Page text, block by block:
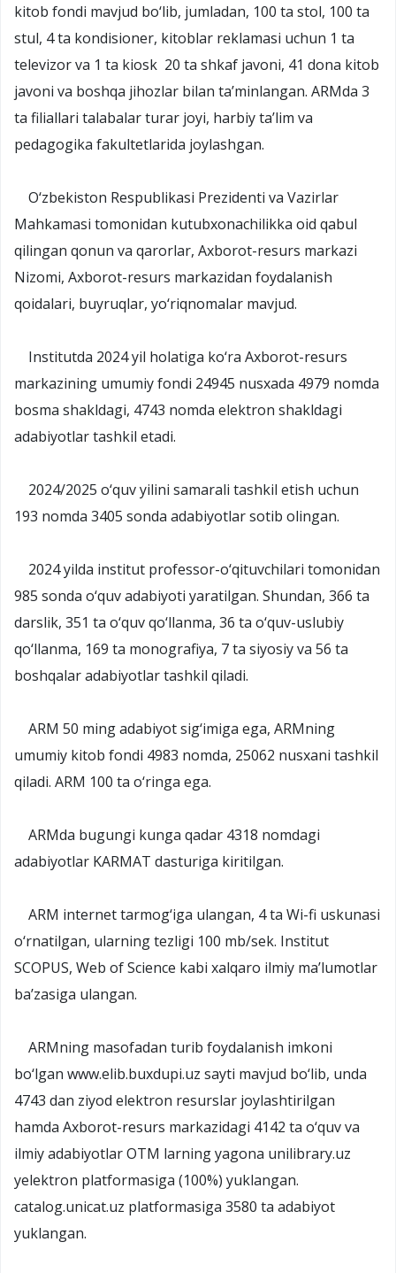
kitob fondi mavjud bo‘lib, jumladan, 100 ta stol, 100 ta
stul, 4 ta kondisioner, kitoblar reklamasi uchun 1 ta
televizor va 1 ta kiosk 20 ta shkaf javoni, 41 dona kitob
javoni va boshqa jihozlar bilan ta’minlangan. ARMda 3
ta filiallari talabalar turar joyi, harbiy ta’lim va
pedagogika fakultetlarida joylashgan.
O‘zbekiston Respublikasi Prezidenti va Vazirlar
Mahkamasi tomonidan kutubxonachilikka oid qabul
qilingan qonun va qarorlar, Axborot-resurs markazi
Nizomi, Axborot-resurs markazidan foydalanish
qoidalari, buyruqlar, yo‘riqnomalar mavjud.
Institutda 2024 yil holatiga ko‘ra Axborot-resurs
markazining umumiy fondi 24945 nusxada 4979 nomda
bosma shakldagi, 4743 nomda elektron shakldagi
adabiyotlar tashkil etadi.
2024/2025 o‘quv yilini samarali tashkil etish uchun
193 nomda 3405 sonda adabiyotlar sotib olingan.
2024 yilda institut professor-o‘qituvchilari tomonidan
985 sonda o‘quv adabiyoti yaratilgan. Shundan, 366 ta
darslik, 351 ta o‘quv qo‘llanma, 36 ta o‘quv-uslubiy
qo‘llanma, 169 ta monografiya, 7 ta siyosiy va 56 ta
boshqalar adabiyotlar tashkil qiladi.
ARM 50 ming adabiyot sig‘imiga ega, ARMning
umumiy kitob fondi 4983 nomda, 25062 nusxani tashkil
qiladi. ARM 100 ta o‘ringa ega.
ARMda bugungi kunga qadar 4318 nomdagi
adabiyotlar KARMAT dasturiga kiritilgan.
ARM internet tarmog‘iga ulangan, 4 ta Wi-fi uskunasi
o‘rnatilgan, ularning tezligi 100 mb/sek. Institut
SCOPUS, Web of Science kabi xalqaro ilmiy ma’lumotlar
ba’zasiga ulangan.
ARMning masofadan turib foydalanish imkoni
bo‘lgan www.elib.buxdupi.uz sayti mavjud bo‘lib, unda
4743 dan ziyod elektron resurslar joylashtirilgan
hamda Axborot-resurs markazidagi 4142 ta o‘quv va
ilmiy adabiyotlar OTM larning yagona unilibrary.uz
yelektron platformasiga (100%) yuklangan.
catalog.unicat.uz platformasiga 3580 ta adabiyot
yuklangan.